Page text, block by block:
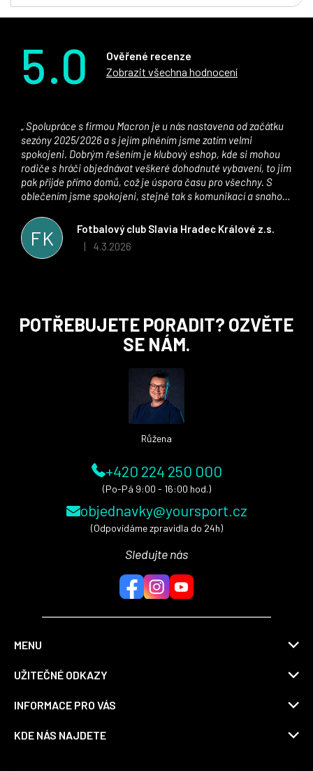
5.0
Ověřené recenze
Zobrazit všechna hodnocení
FK
Fotbalový club Slavia Hradec Králové z.s.
Hodnocení obchodu je 5 z 5 hvězdiček.
| 4.3.2026
sezóny 2025/2026 a s jejím plněním jsme zatím velmi
spokojeni. Dobrým řešením je klubový eshop, kde si mohou
rodiče s hráči objednávat veškeré dohodnuté vybavení, to jim
pak přijde přímo domů, což je úspora času pro všechny. S
oblečením jsme spokojeni, stejně tak s komunikací a snahou
stran. Věříme, že v tomto duchu bude spolupráce pokračovat
i nadále, nyní už začínáme řešit i první sady dresů ;)
POTŘEBUJETE PORADIT? OZVĚTE
SE NÁM.
Růžena
+420 224 250 000
(Po-Pá 9:00 - 16:00 hod.)
objednavky@yoursport.cz
(Odpovídáme zpravidla do 24h)
Sledujte nás
MENU
UŽITEČNÉ ODKAZY
INFORMACE PRO VÁS
KDE NÁS NAJDETE